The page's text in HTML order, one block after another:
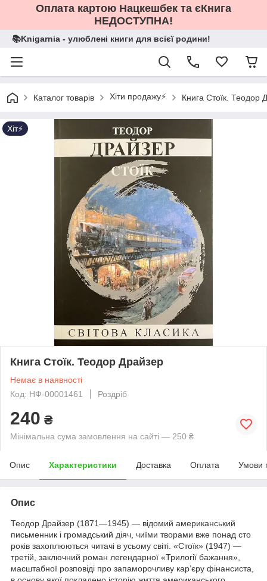
Оплата картою Нацкешбек та єКнига
НЕДОСТУПНА!
📚Knigarnia - улюблені книги для всієї родини!
Каталог товарів Хіти продажу⚡️ Книга Стоїк. Теодор
Хіт⚡️
Книга Стоїк. Теодор Драйзер
Немає в наявності
Код: НФ-00001461
Роздріб
240 ₴
Мінімальна сума замовлення на сайті — 250 ₴
Опис Характеристики Доставка Оплата Умови
Опис
Теодор Драйзер (1871—1945) — відомий американський
письменник і громадський діяч, чиїми творами вже понад сто
років захоплюються читачі в усьому світі. «Стоїк» (1947) —
третій, заключний роман легендарної «Трилогії бажання»,
масштабної розповіді про запаморочливу кар’єру фінансиста,